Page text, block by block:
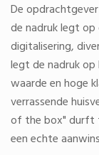
De
de nadruk legt op
digitalisering,
legt de nadruk
waarde en hoge
verrassende
of the box" durft
een echte